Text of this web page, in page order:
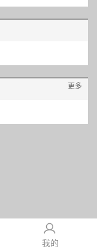
更多
我的